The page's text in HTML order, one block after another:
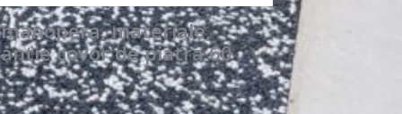
manopera, materiale,
covor de piatra 60